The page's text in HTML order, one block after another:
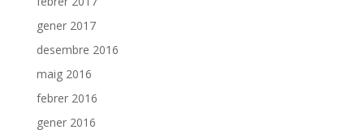
gener 2017
desembre 2016
maig 2016
febrer 2016
gener 2016